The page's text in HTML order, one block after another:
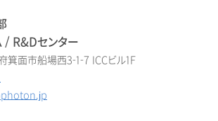
/ R&Dセンター
面市船場西3-1-7 ICCビル1F